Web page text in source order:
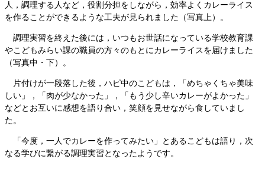
人，調理する人など，役割分担をしながら，効率よくカレーライス
を作ることができるような工夫が見られました（写真上）。
調理実習を終えた後には，いつもお世話になっている学校教育課
やこどもみらい課の職員の方々のもとにカレーライスを届けました
（写真中・下）。
片付けが一段落した後，ハピ中のこどもは，「めちゃくちゃ美味
しい」，「肉が少なかった」，「もう少し辛いカレーがよかった」
などとお互いに感想を語り合い，笑顔を見せながら食していまし
た。
「今度，一人でカレーを作ってみたい」とあるこどもは語り，次
なる学びに繋がる調理実習となったようです。